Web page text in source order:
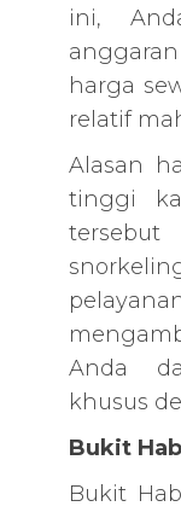
ini,
harga
relatif
Alasan
tinggi
Anda
khusus
Bukit
Bukit